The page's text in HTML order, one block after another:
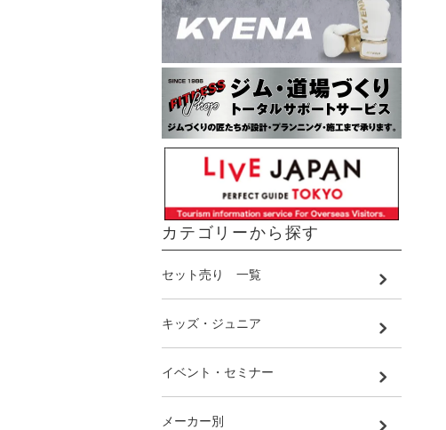
カテゴリーから探す
セット売り 一覧
キッズ・ジュニア
イベント・セミナー
メーカー別